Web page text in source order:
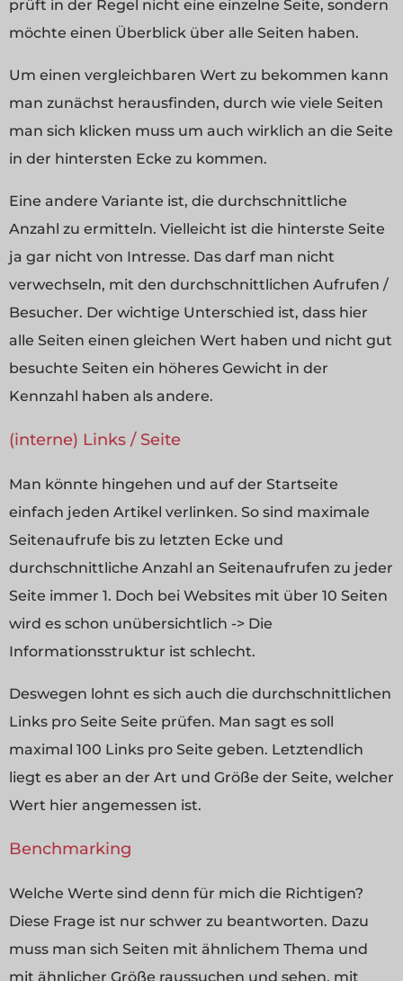
prüft in der Regel nicht eine einzelne Seite, sondern
möchte einen Überblick über alle Seiten haben.
Um einen vergleichbaren Wert zu bekommen kann
man zunächst herausfinden, durch wie viele Seiten
man sich klicken muss um auch wirklich an die Seite
in der hintersten Ecke zu kommen.
Eine andere Variante ist, die durchschnittliche
Anzahl zu ermitteln. Vielleicht ist die hinterste Seite
ja gar nicht von Intresse. Das darf man nicht
verwechseln, mit den durchschnittlichen Aufrufen /
Besucher. Der wichtige Unterschied ist, dass hier
alle Seiten einen gleichen Wert haben und nicht gut
besuchte Seiten ein höheres Gewicht in der
Kennzahl haben als andere.
(interne) Links / Seite
Man könnte hingehen und auf der Startseite
einfach jeden Artikel verlinken. So sind maximale
Seitenaufrufe bis zu letzten Ecke und
durchschnittliche Anzahl an Seitenaufrufen zu jeder
Seite immer 1. Doch bei Websites mit über 10 Seiten
wird es schon unübersichtlich -> Die
Informationsstruktur ist schlecht.
Deswegen lohnt es sich auch die durchschnittlichen
Links pro Seite Seite prüfen. Man sagt es soll
maximal 100 Links pro Seite geben. Letztendlich
liegt es aber an der Art und Größe der Seite, welcher
Wert hier angemessen ist.
Benchmarking
Welche Werte sind denn für mich die Richtigen?
Diese Frage ist nur schwer zu beantworten. Dazu
muss man sich Seiten mit ähnlichem Thema und
mit ähnlicher Größe raussuchen und sehen, mit